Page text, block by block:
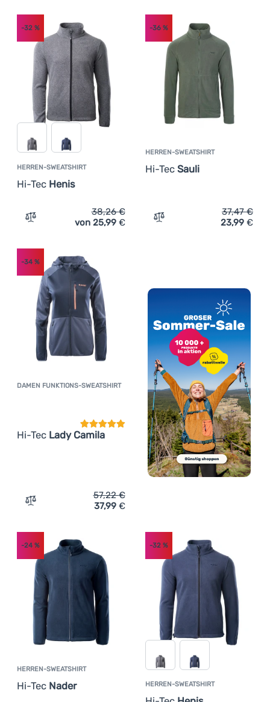
Anmelden /
Registrieren
HERREN-SWEATSHIRT
Hi-Tec Henis
-32 %
Zum Vergleich 'Herren-Sweatshirt Hi-Tec Henis'
38,26€
von 25,99 €
HERREN-SWEATSHIRT
Hi-Tec Sauli
-36%
Zum Vergleich 'Herren-
37,47€
23,99 €
DAMEN FUNKTIONS-SWEATSHIRT
Hi-Tec Lady Camila
Kundenbewertung
-34 %
Zum Vergleich 'Damen Funktions-Sweatshirt Hi-Tec
57,22€
37,99 €
HERREN-SWEATSHIRT
Hi-Tec Nader
-24 %
HERREN-SWEATSHIRT
-32%